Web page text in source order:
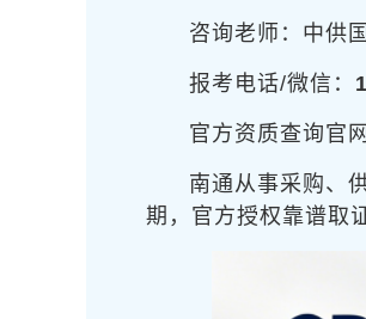
咨询老师：中供
报考电话/微信：
官方资质查询官网
南通从事采购、
期，官方授权靠谱取